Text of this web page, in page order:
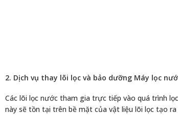
2. Dịch vụ thay lõi lọc và bảo dưỡng Máy lọc
Các lõi lọc nước tham gia trực tiếp vào quá trình
này sẽ tồn tại trên bề mặt của vật liệu lõi lọc tạo